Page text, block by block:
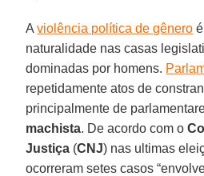
Aviolência política de gênero
naturalidade nas casas
dominadas por homens.
repetidamente atos de
principalmente de
machista. De acordo com o
Justiça (CNJ) nas ultimas
ocorreram setes casos